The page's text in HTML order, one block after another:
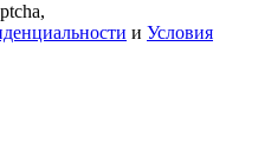
и Условия